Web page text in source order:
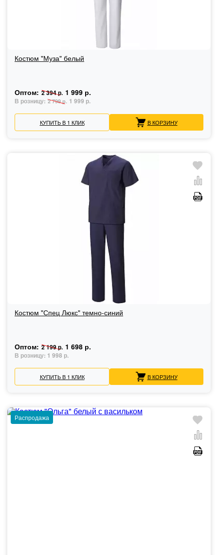
Костюм "Муза" белый
Оптом: 2 394 р. 1 999 р.
В розницу: 2 799 р. 1 999 р.
КУПИТЬ В 1 КЛИК В КОРЗИНУ
Костюм "Спец Люкс" темно-синий
Оптом: 2 199 р. 1 698 р.
В розницу: 1 998 р.
КУПИТЬ В 1 КЛИК В КОРЗИНУ
Распродажа